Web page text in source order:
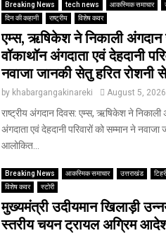
Breaking News tech news आकस्मिक समाचार
दिन की कहानी
राष्ट्रीय विशेष कवर
एम्स, ऋषिकेश ने निकाली
वॉकाथॉन अंगदाता एवं देहदानी
नवाजा जानकी सेतु हरित
by khabargangakinareki August 5, 2026
राष्ट्रीय अंगदान दिवस: एम्स, ऋषिकेश ने
अंगदाता एवं देहदानी परिवारों को सम्मान ने
आलोकित...
Breaking News आकस्मिक समाचार उत्तराखंड
विशेष कवर
स्टोरी
मुख्यमंत्री उदीयमान खिलाड़ी
स्तरीय चयन ट्रायल अग्रिम